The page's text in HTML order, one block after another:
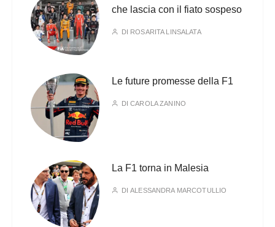
che lascia con il fiato sospeso
DI ROSARITA LINSALATA
Le future promesse della F1
DICAROLA ZANINO
La F1 torna in Malesia
DIALESSANDRA MARCOTULLIO